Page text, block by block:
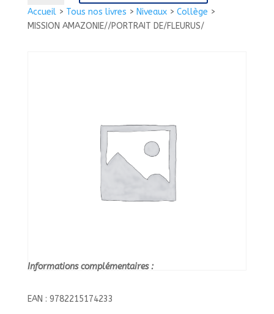
Accueil> Tous nos livres > Niveaux> Collège >
MISSION AMAZONIE//PORTRAIT DE/FLEURUS/
MISSION
AMAZONIE//PORTRAIT
Informations complémentaires :
EAN : 9782215174233